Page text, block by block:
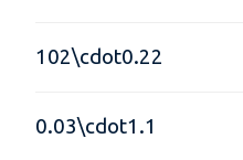
102\cdot0.22
0.03\cdot1.1